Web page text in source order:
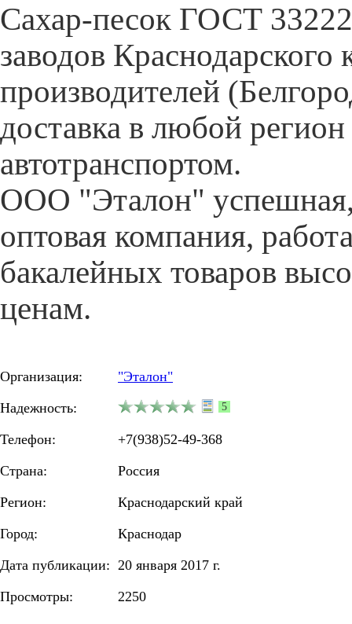
Cахар-песок ГОСТ
заводов
производителей
доставка в любой
автотранспортом.
ООО "Эталон"
оптовая компания,
бакалейных товаров
ценам.
Организация:
"Эталон"
Надежность:
5
Телефон:
+7(938)52-49-368
Страна:
Россия
Регион:
Краснодарский край
Город:
Краснодар
Дата публикации: 20 января 2017 г.
Просмотры:
2250